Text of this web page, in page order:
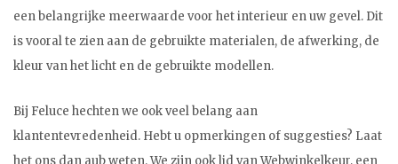
een belangrijke meerwaarde voor het interieur en uw gevel. Dit
is vooral te zien aan de gebruikte materialen, de afwerking, de
kleur van het licht en de gebruikte modellen.
Bij Feluce hechten we ook veel belang aan
klantentevredenheid. Hebt u opmerkingen of suggesties? Laat